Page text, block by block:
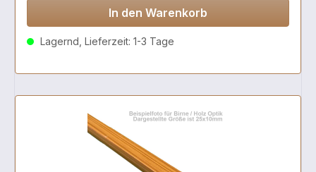
In den Warenkorb
Lagernd, Lieferzeit: 1-3 Tage